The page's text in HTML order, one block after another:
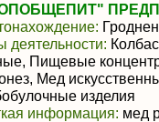
деятельности:
Пищевые
Мед
изделия
информация: мед